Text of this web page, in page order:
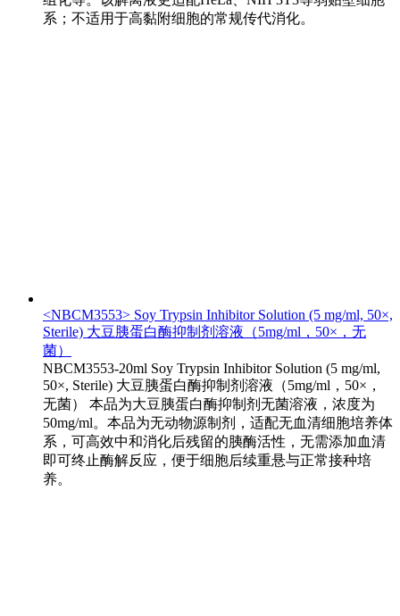
系；不适用于高黏附细胞的常规传代消化。
<NBCM3553> Soy Trypsin Inhibitor Solution (5 mg/ml, 50×,
Sterile) 大豆胰蛋白酶抑制剂溶液（5mg/ml，50×，无
菌）
NBCM3553-20ml Soy Trypsin Inhibitor Solution (5 mg/ml,
50×, Sterile) 大豆胰蛋白酶抑制剂溶液（5mg/ml，50×，
无菌） 本品为大豆胰蛋白酶抑制剂无菌溶液，浓度为
50mg/ml。本品为无动物源制剂，适配无血清细胞培养体
系，可高效中和消化后残留的胰酶活性，无需添加血清
即可终止酶解反应，便于细胞后续重悬与正常接种培
养。